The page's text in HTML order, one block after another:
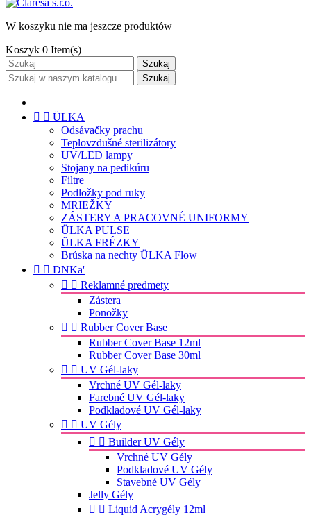
W koszyku nie ma jeszcze produktów
Koszyk 0 Item(s)
Szukaj
Szukaj
  ÜLKA
Odsávačky prachu
Teplovzdušné sterilizátory
UV/LED lampy
Stojany na pedikúru
Filtre
Podložky pod ruky
MRIEŽKY
ZÁSTERY A PRACOVNÉ UNIFORMY
ÜLKA PULSE
ÜLKA FRÉZKY
Brúska na nechty ÜLKA Flow
  DNKa'
  Reklamné predmety
Zástera
Ponožky
  Rubber Cover Base
Rubber Cover Base 12ml
Rubber Cover Base 30ml
  UV Gél-laky
Vrchné UV Gél-laky
Farebné UV Gél-laky
Podkladové UV Gél-laky
  UV Gély
  Builder UV Gély
Vrchné UV Gély
Podkladové UV Gély
Stavebné UV Gély
Jelly Gély
  Liquid Acrygély 12ml